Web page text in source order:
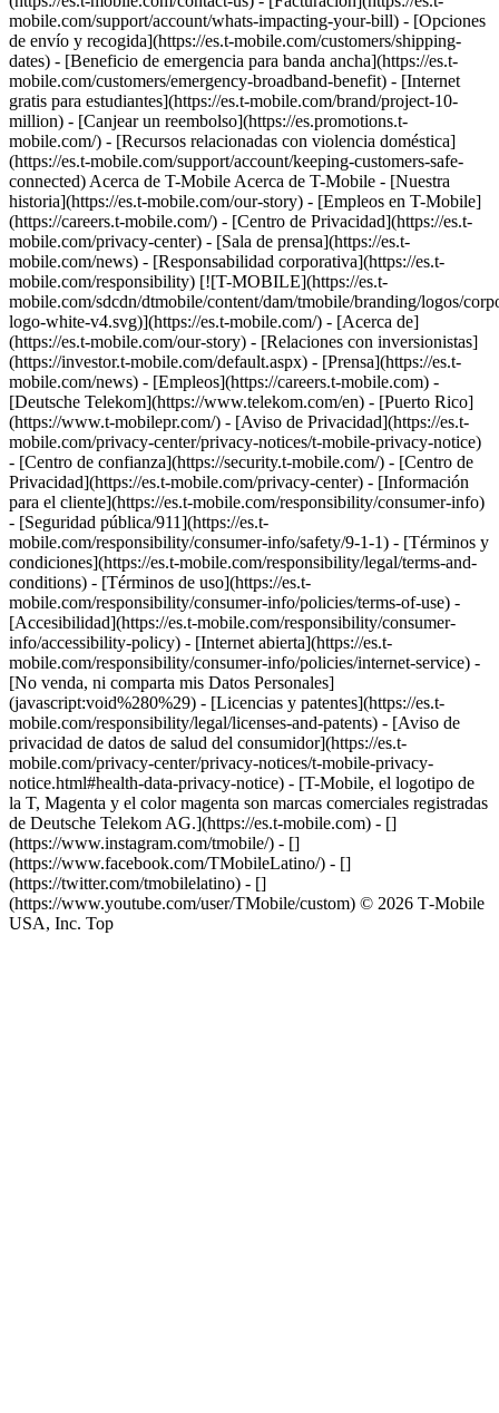
[![T-MOBILE](https://es.t-
mobile.com/sdcdn/dtmobile/content/dam/tmobile/branding/logos/
logo-white-v4.svg)](https://es.t-mobile.com/) - [Acerca de]
(https://es.t-mobile.com/our-story) - [Relaciones con inversionistas]
(https://investor.t-mobile.com/default.aspx) - [Prensa](https://es.t-
mobile.com/news) - [Empleos](https://careers.t-mobile.com) -
[Deutsche Telekom](https://www.telekom.com/en) - [Puerto Rico]
(https://www.t-mobilepr.com/) - [Aviso de Privacidad](https://es.t-
mobile.com/privacy-center/privacy-notices/t-mobile-privacy-notice)
- [Centro de confianza](https://security.t-mobile.com/) - [Centro de
Privacidad](https://es.t-mobile.com/privacy-center) - [Información
para el cliente](https://es.t-mobile.com/responsibility/consumer-info)
- [Seguridad pública/911](https://es.t-
mobile.com/responsibility/consumer-info/safety/9-1-1) - [​Términos y
condiciones](https://es.t-mobile.com/responsibility/legal/terms-and-
conditions) - [Términos de uso](https://es.t-
mobile.com/responsibility/consumer-info/policies/terms-of-use) -
[Accesibilidad](https://es.t-mobile.com/responsibility/consumer-
info/accessibility-policy) - [Internet abierta](https://es.t-
mobile.com/responsibility/consumer-info/policies/internet-service) -
[No venda, ni comparta mis Datos Personales]
(javascript:void%280%29) - [Licencias y patentes](https://es.t-
mobile.com/responsibility/legal/licenses-and-patents) - [Aviso de
privacidad de datos de salud del consumidor](https://es.t-
mobile.com/privacy-center/privacy-notices/t-mobile-privacy-
notice.html#health-data-privacy-notice) - [T-Mobile, el logotipo de
la T, Magenta y el color magenta son marcas comerciales registradas
de Deutsche Telekom AG.](https://es.t-mobile.com) - []
(https://www.instagram.com/tmobile/) - []
(https://www.facebook.com/TMobileLatino/) - []
(https://twitter.com/tmobilelatino) - []
(https://www.youtube.com/user/TMobile/custom) © 2026 T‑Mobile
USA, Inc. Top